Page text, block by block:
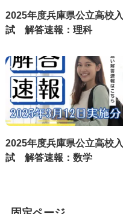
2025年度兵庫県公立高校入
試 解答速報：理科
2025年度兵庫県公立高校入
試 解答速報：数学